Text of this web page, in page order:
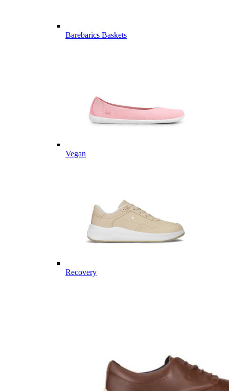
Barebarics Baskets
Vegan
Recovery